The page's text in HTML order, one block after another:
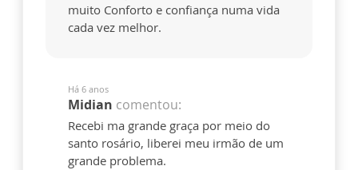
muito Conforto e confiança numa vida
cada vez melhor.
Há 6 anos
Midian comentou:
Recebi ma grande graça por meio do
santo rosário, liberei meu irmão de um
grande problema.